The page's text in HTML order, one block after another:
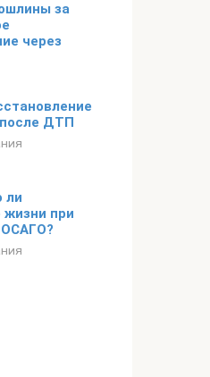
за
через
ДТП
ли
жизни при